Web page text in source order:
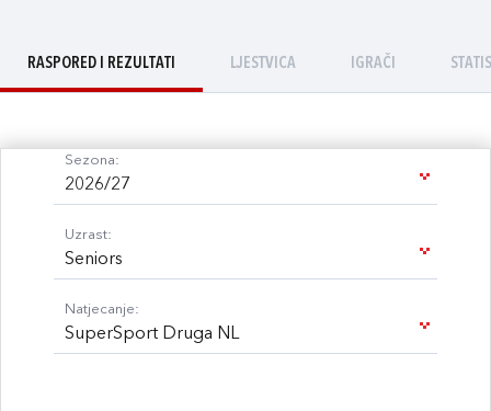
RASPORED I REZULTATI LJESTVICA IGRAČI
Sezona:
2026/27
Uzrast:
Seniors
Natjecanje:
SuperSport Druga NL